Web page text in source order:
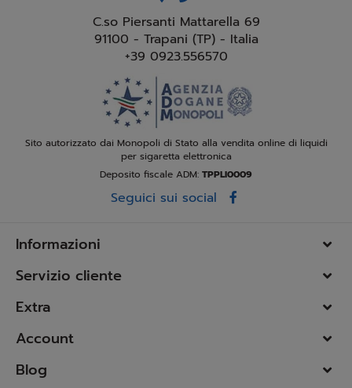
C.so Piersanti Mattarella 69
91100 - Trapani (TP) - Italia
+39 0923.556570
Sito autorizzato dai Monopoli di Stato alla vendita online di liquidi
per sigaretta elettronica
Deposito fiscale ADM: TPPLI0009
Seguici sui social
Informazioni
Servizio cliente
Extra
Account
Blog